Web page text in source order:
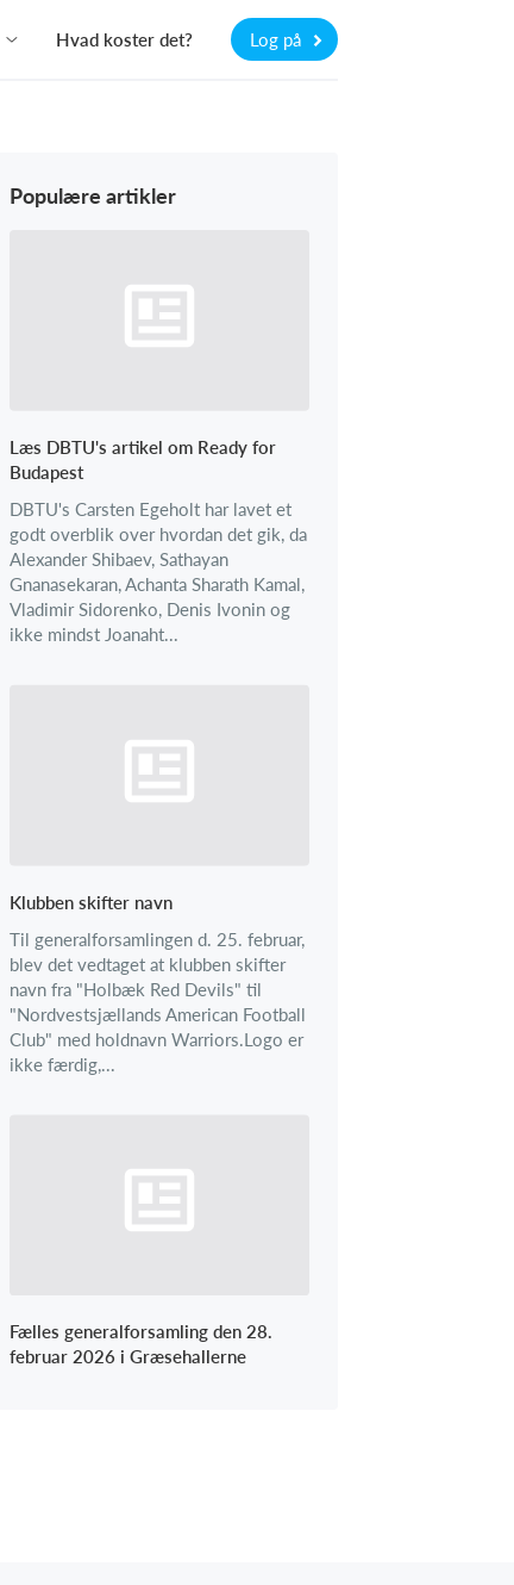
Hvad koster det? Log på
Populære artikler
Læs DBTU's artikel om Ready for
Budapest
DBTU's Carsten Egeholt har lavet et
godt overblik over hvordan det gik, da
Alexander Shibaev, Sathayan
Gnanasekaran, Achanta Sharath Kamal,
Vladimir Sidorenko, Denis Ivonin og
ikke mindst Joanaht...
Klubben skifter navn
Til generalforsamlingen d. 25. februar,
blev det vedtaget at klubben skifter
navn fra "Holbæk Red Devils" til
"Nordvestsjællands American Football
Club" med holdnavn Warriors.Logo er
ikke færdig,...
Fælles generalforsamling den 28.
februar 2026 i Græsehallerne